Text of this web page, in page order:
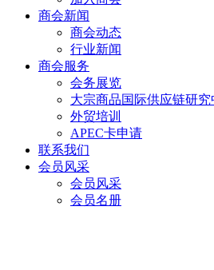
商会新闻
商会动态
行业新闻
商会服务
会务展览
大宗商品国际供应链研究
外贸培训
APEC卡申请
联系我们
会员风采
会员风采
会员名册